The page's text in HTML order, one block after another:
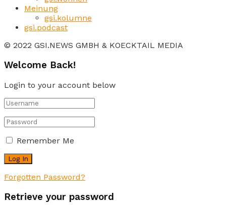
Meinung
gsi.kolumne
gsi.podcast
© 2022 GSI.NEWS GMBH & KOECKTAIL MEDIA
Welcome Back!
Login to your account below
Remember Me
Forgotten Password?
Retrieve your password